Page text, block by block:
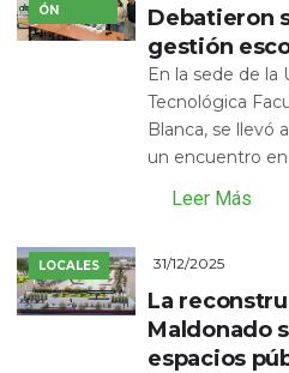
ÓN
Debatieron
gestión
En la sede de la
Tecnológica
Blanca, se llevó
un encuentro en
Leer Más
LOCALES 31/12/2025
La
Maldonado
espacios